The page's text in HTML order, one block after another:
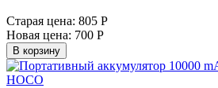
Старая цена: 805 Р
Новая цена: 700 Р
В корзину